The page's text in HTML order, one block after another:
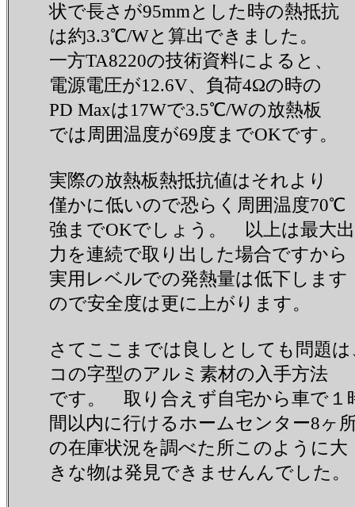
状で長さが95mmとした時の熱抵抗
は約3.3℃/Wと算出できました。
一方TA8220の技術資料によると、
電源電圧が12.6V、負荷4Ωの時の
PD Maxは17Wで3.5℃/Wの放熱板
では周囲温度が69度までOKです。
実際の放熱板熱抵抗値はそれより
僅かに低いので恐らく周囲温度70℃
強までOKでしょう。 以上は最大出
力を連続で取り出した場合ですから
実用レベルでの発熱量は低下します
ので安全度は更に上がります。
さてここまでは良しとしても問題は
コの字型のアルミ素材の入手方法
です。 取り合えず自宅から車で１
間以内に行けるホームセンター8ヶ
の在庫状況を調べた所このように大
きな物は発見できませんんでした。